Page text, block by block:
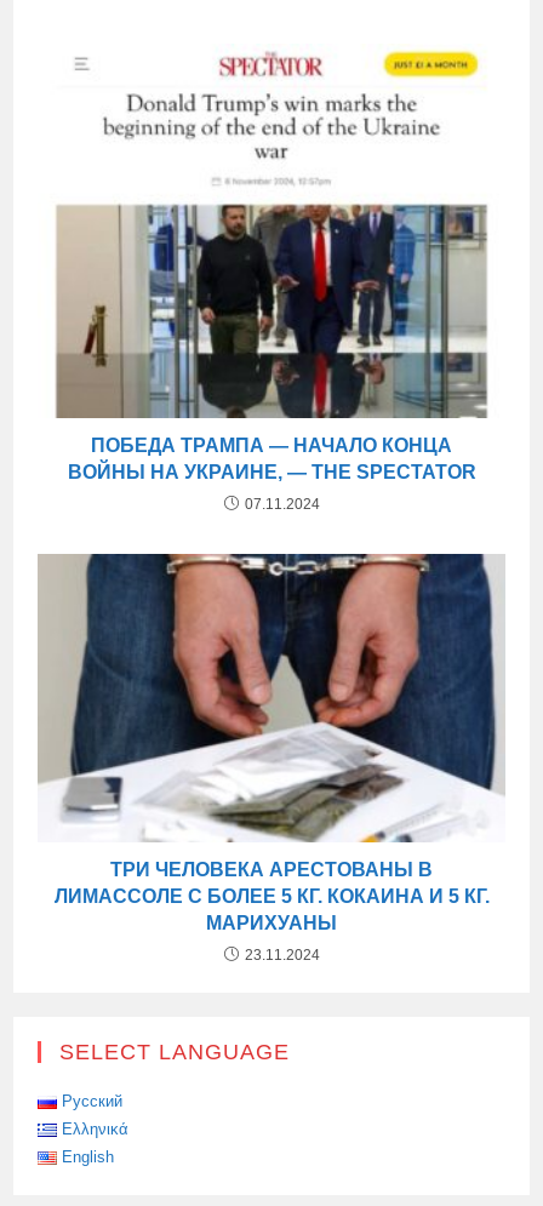
ПОБЕДА ТРАМПА — НАЧАЛО КОНЦА
ВОЙНЫ НА УКРАИНЕ, — THE SPECTATOR
07.11.2024
ТРИ ЧЕЛОВЕКА АРЕСТОВАНЫ В
ЛИМАССОЛЕ С БОЛЕЕ 5 КГ. КОКАИНА И 5 КГ.
МАРИХУАНЫ
23.11.2024
SELECT LANGUAGE
Русский
Ελληνικά
English